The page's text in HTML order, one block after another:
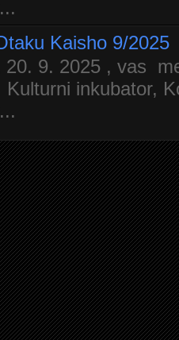
Kaisho 9/2025
9. 2025 , vas
inkubator,